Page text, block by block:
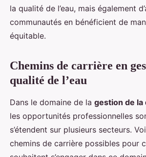
la qualité de l’eau, mais également
communautés en bénéficient de
équitable.
Chemins de carrière en
qualité de l’eau
Dans le domaine de la gestion de la
les opportunités professionnelles
s’étendent sur plusieurs secteurs.
chemins de carrière possibles pour